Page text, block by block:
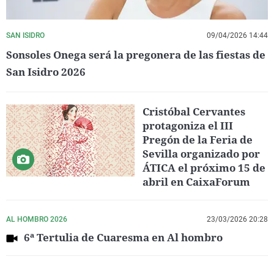
SAN ISIDRO 09/04/2026 14:44
Sonsoles Onega será la pregonera de las fiestas de
San Isidro 2026
Cristóbal Cervantes
protagoniza el III
Pregón de la Feria de
Sevilla organizado por
ÁTICA el próximo 15 de
abril en CaixaForum
AL HOMBRO 2026 23/03/2026 20:28
6ª Tertulia de Cuaresma en Al hombro